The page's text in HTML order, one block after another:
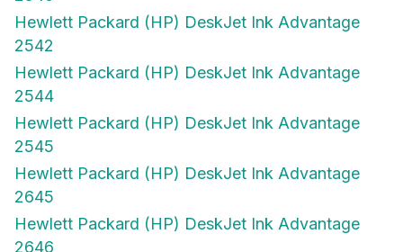
Hewlett Packard (HP) DeskJet Ink Advantage
2542
Hewlett Packard (HP) DeskJet Ink Advantage
2544
Hewlett Packard (HP) DeskJet Ink Advantage
2545
Hewlett Packard (HP) DeskJet Ink Advantage
2645
Hewlett Packard (HP) DeskJet Ink Advantage
2646